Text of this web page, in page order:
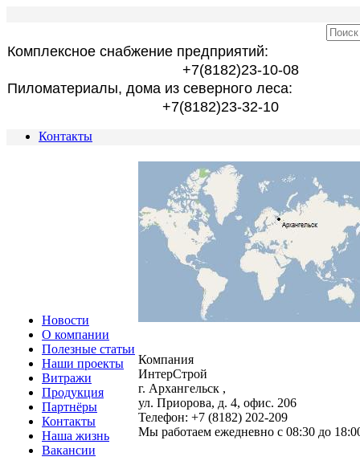
Комплексное снабжение предприятий:
+7(8182)23-10-08
Пиломатериалы, дома из северного леса:
+7(8182)23-32-10
Контакты
Новости
О компании
Полезные статьи
Наши проекты
Витражи
Продукция
Партнёры
Контакты
Наша жизнь
Вакансии
Компания
ИнтерСтрой
г. Архангельск ,
ул. Приорова, д. 4, офис. 206
Телефон: +7 (8182) 202-209
Мы работаем ежедневно с 08:30 до